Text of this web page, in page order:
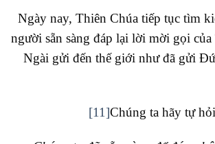
Ngày nay, Thiên Chúa tiếp tục tìm
người sẵn sàng đáp lại lời mời gọi
Ngài gửi đến thế giới như đã gửi
[11]Chúng ta hãy tự